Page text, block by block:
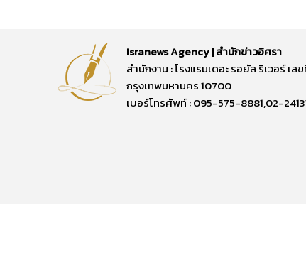
Isranews Agency | สำนักข่าวอิศรา
สำนักงาน : โรงแรมเดอะ รอยัล ริเวอร์
กรุงเทพมหานคร 10700
เบอร์โทรศัพท์ : 095-575-8881,02-